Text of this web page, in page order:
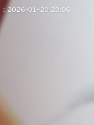
：2026-01-20 23:06